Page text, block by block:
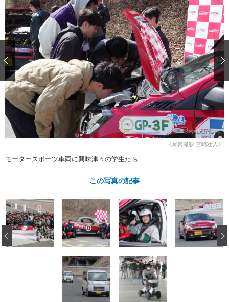
九州 沖縄
注目の記事
ショップレポート 愛車 File
自動車豆知識 ストップ！不具合修理＆粗悪修理
鈑金・塗装
ディテイリング
ディテイリング 洗車
ヘッドライト磨き コーティング
フィルム・ラッピング
鈑金・塗装
小キズ直し 防錆
特集記事
ストップ 不具合修理＆粗悪修理
カーメーカー「旧車」関連プロジェ
クト
ショップ紹介
ショップレポート プロショップ検索
レストア
カーメーカー「旧車」関連プロジ
イベント
《写真撮影 宮崎壮人》
モータースポーツ車両に興味津々の学生たち
この写真の記事
‹